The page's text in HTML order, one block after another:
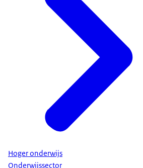
Hoger onderwijs
Onderwijssector